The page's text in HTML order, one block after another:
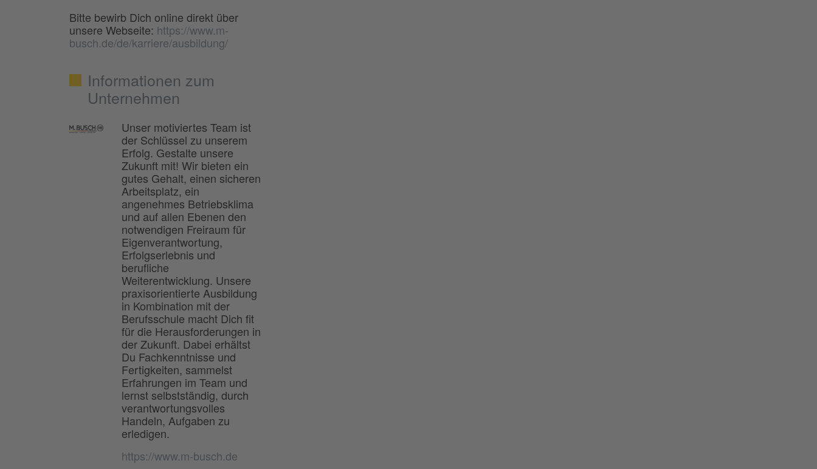
Bitte bewirb Dich online direkt über
unsere Webseite: https://www.m-
busch.de/de/karriere/ausbildung/
Informationen zum
Unternehmen
Unser motiviertes Team ist
der Schlüssel zu unserem
Erfolg. Gestalte unsere
Zukunft mit! Wir bieten ein
gutes Gehalt, einen sicheren
Arbeitsplatz, ein
angenehmes Betriebsklima
und auf allen Ebenen den
notwendigen Freiraum für
Eigenverantwortung,
Erfolgserlebnis und
berufliche
Weiterentwicklung. Unsere
praxisorientierte Ausbildung
in Kombination mit der
Berufsschule macht Dich fit
für die Herausforderungen in
der Zukunft. Dabei erhältst
Du Fachkenntnisse und
Fertigkeiten, sammelst
Erfahrungen im Team und
lernst selbstständig, durch
verantwortungsvolles
Handeln, Aufgaben zu
erledigen.
https://www.m-busch.de